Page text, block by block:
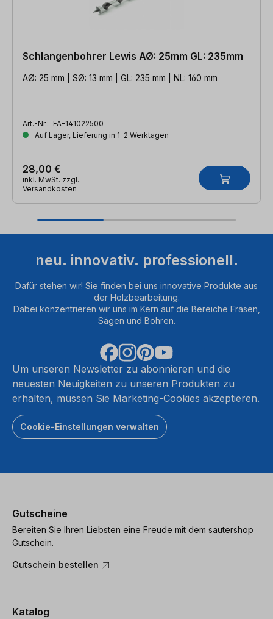
Schlangenbohrer Lewis AØ: 25mm GL: 235mm
AØ: 25 mm | SØ: 13 mm | GL: 235 mm | NL: 160 mm
Art.-Nr.: FA-141022500
Auf Lager, Lieferung in 1-2 Werktagen
28,00 €
inkl. MwSt. zzgl.
Versandkosten
neu. innovativ. professionell.
Dafür stehen wir! Sie finden bei uns innovative Produkte aus
der Holzbearbeitung.
Dabei konzentrieren wir uns im Kern auf die Bereiche Fräsen,
Sägen und Bohren.
Um unseren Newsletter zu abonnieren und die
neuesten Neuigkeiten zu unseren Produkten zu
erhalten, müssen Sie Marketing-Cookies akzeptieren.
Cookie-Einstellungen verwalten
Gutscheine
Bereiten Sie Ihren Liebsten eine Freude mit dem sautershop
Gutschein.
Gutschein bestellen
Katalog